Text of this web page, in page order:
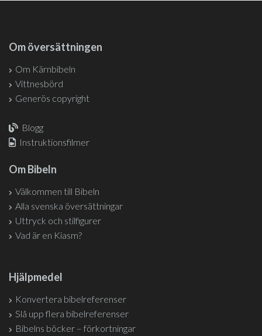
Om översättningen
Om Kärnbibeln
Vittnesbörd
Generös copyright
Blogg
Instruktionsfilmer
Om Bibeln
Välkommen till Bibeln
Alla svenska översättningar
Uttryck och stilfigurer
Vad är en Kiasm?
Hjälpmedel
Konvertera bibelreferenser
Slå upp flera bibelreferenser
Bibelns böcker – förkortningar